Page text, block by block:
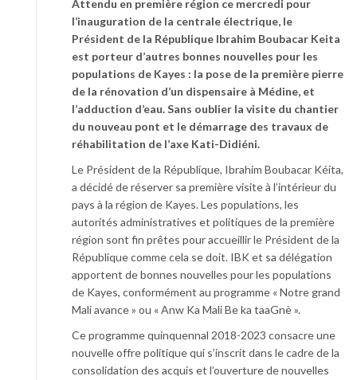
Attendu en première région ce mercredi pour
l’inauguration de la centrale électrique, le
Président de la République Ibrahim Boubacar Keita
est porteur d’autres bonnes nouvelles pour les
populations de Kayes : la pose de la première pierre
de la rénovation d’un dispensaire à Médine, et
l’adduction d’eau. Sans oublier la visite du chantier
du nouveau pont et le démarrage des travaux de
réhabilitation de l’axe Kati-Didiéni.
Le Président de la République, Ibrahim Boubacar Kéita,
a décidé de réserver sa première visite à l’intérieur du
pays à la région de Kayes. Les populations, les
autorités administratives et politiques de la première
région sont fin prêtes pour accueillir le Président de la
République comme cela se doit. IBK et sa délégation
apportent de bonnes nouvelles pour les populations
de Kayes, conformément au programme « Notre grand
Mali avance » ou « Anw Ka Mali Be ka taaGnè ».
Ce programme quinquennal 2018-2023 consacre une
nouvelle offre politique qui s’inscrit dans le cadre de la
consolidation des acquis et l’ouverture de nouvelles